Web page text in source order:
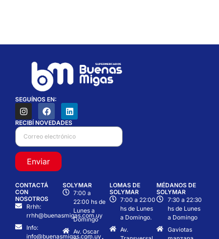
SEGUÍNOS EN:
RECIBÍ NOVEDADES
Enviar
CONTACTÁ
CON
NOSOTROS
Rrhh:
rrhh@buenasmigas.com.uy
Info:
info@buenasmigas.com.uy
SOLYMAR
7:00 a
22:00 hs de
Lunes a
Domingo
Av. Oscar
LOMAS DE
SOLYMAR
7:00 a 22:00
hs de Lunes
a Domingo.
Av.
MÉDANOS DE
SOLYMAR
7:30 a 22:30
hs de Lunes
a Domingo
Gaviotas